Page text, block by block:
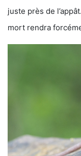
juste près de
mort rendra